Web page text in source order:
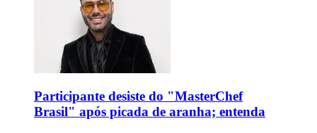
Participante desiste do "MasterChef
Brasil" após picada de aranha; entenda